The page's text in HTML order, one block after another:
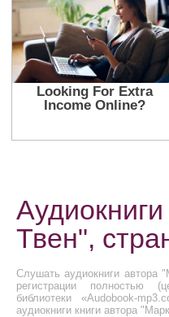
Твен",
Слушать аудиокниги автора
регистрации полностью
библиотеки «Audobook-
аудиокниги книги автора